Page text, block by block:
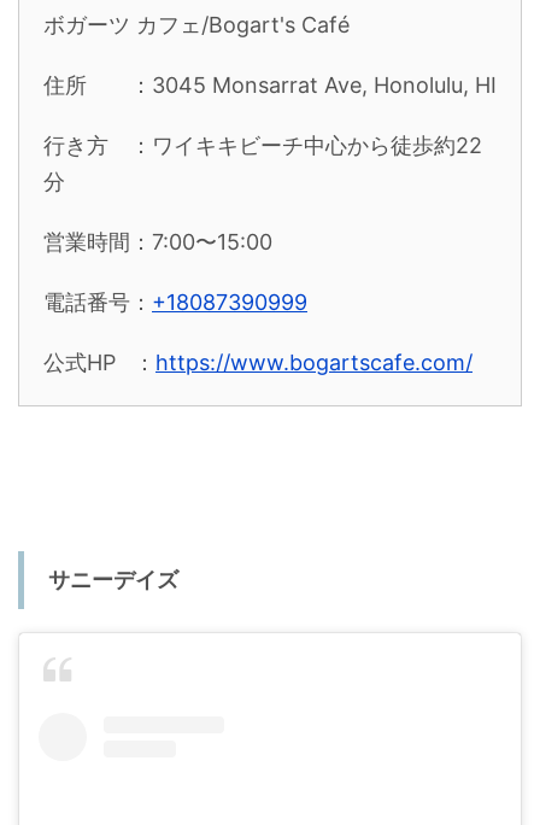
ボガーツ カフェ/Bogart's Café
住所 ：3045 Monsarrat Ave, Honolulu, HI
行き方 ：ワイキキビーチ中心から徒歩約22
分
営業時間：7:00〜15:00
電話番号： +18087390999
公式HP ： https://www.bogartscafe.com/
サニーデイズ